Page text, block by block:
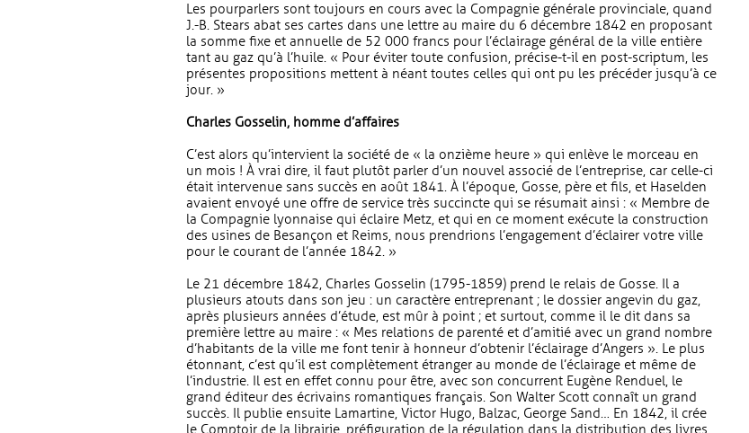
Les pourparlers sont toujours en cours avec la Compagnie générale provinciale, quand
J.-B. Stears abat ses cartes dans une lettre au maire du 6 décembre 1842 en proposant
la somme fixe et annuelle de 52 000 francs pour l’éclairage général de la ville entière
tant au gaz qu’à l’huile. « Pour éviter toute confusion, précise-t-il en post-scriptum, les
présentes propositions mettent à néant toutes celles qui ont pu les précéder jusqu’à ce
jour. »
Charles Gosselin, homme d’affaires
C’est alors qu’intervient la société de « la onzième heure » qui enlève le morceau en
un mois ! À vrai dire, il faut plutôt parler d’un nouvel associé de l’entreprise, car celle-ci
était intervenue sans succès en août 1841. À l’époque, Gosse, père et fils, et Haselden
avaient envoyé une offre de service très succincte qui se résumait ainsi : « Membre de
la Compagnie lyonnaise qui éclaire Metz, et qui en ce moment exécute la construction
des usines de Besançon et Reims, nous prendrions l’engagement d’éclairer votre ville
pour le courant de l’année 1842. »
Le 21 décembre 1842, Charles Gosselin (1795-1859) prend le relais de Gosse. Il a
plusieurs atouts dans son jeu : un caractère entreprenant ; le dossier angevin du gaz,
après plusieurs années d’étude, est mûr à point ; et surtout, comme il le dit dans sa
première lettre au maire : « Mes relations de parenté et d’amitié avec un grand nombre
d’habitants de la ville me font tenir à honneur d’obtenir l’éclairage d’Angers ». Le plus
étonnant, c’est qu’il est complètement étranger au monde de l’éclairage et même de
l’industrie. Il est en effet connu pour être, avec son concurrent Eugène Renduel, le
grand éditeur des écrivains romantiques français. Son Walter Scott connaît un grand
succès. Il publie ensuite Lamartine, Victor Hugo, Balzac, George Sand… En 1842, il crée
le Comptoir de la librairie, préfiguration de la régulation dans la distribution des livres.